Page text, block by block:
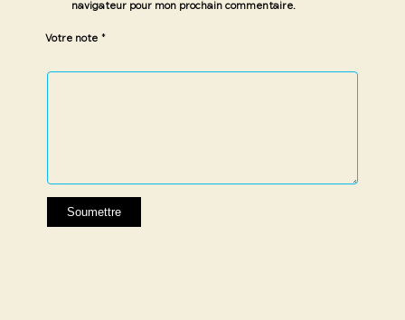
navigateur pour mon prochain commentaire.
Votre note *
1 étoile
2 étoiles
3 étoiles
4 étoiles
5 étoiles